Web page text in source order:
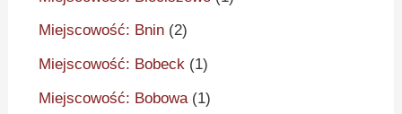
Miejscowość: Bnin (2)
Miejscowość: Bobeck (1)
Miejscowość: Bobowa(1)